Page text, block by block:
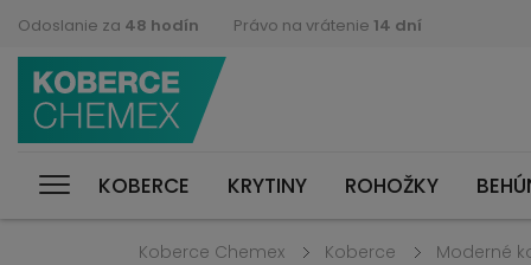
Odoslanie za 48 hodín Právo na vrátenie 14 dní
KOBERCE KRYTINY ROHOŽKY
Koberce Chemex Koberce Moderné